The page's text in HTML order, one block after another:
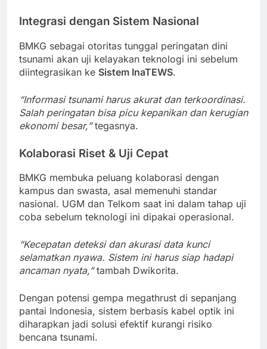
Integrasi dengan Sistem Nasional
BMKG sebagai otoritas tunggal peringatan dini
tsunami akan uji kelayakan teknologi ini sebelum
diintegrasikan ke Sistem InaTEWS.
“Informasi tsunami harus akurat dan terkoordinasi.
Salah peringatan bisa picu kepanikan dan kerugian
ekonomi besar,”tegasnya.
Kolaborasi Riset & Uji Cepat
BMKG membuka peluang kolaborasi dengan
kampus dan swasta, asal memenuhi standar
nasional. UGM dan Telkom saat ini dalam tahap uji
coba sebelum teknologi ini dipakai operasional.
“Kecepatan deteksi dan akurasi data kunci
selamatkan nyawa. Sistem ini harus siap hadapi
ancaman nyata,”tambah Dwikorita.
Dengan potensi gempa megathrust di sepanjang
pantai Indonesia, sistem berbasis kabel optik ini
diharapkan jadi solusi efektif kurangi risiko
bencana tsunami.